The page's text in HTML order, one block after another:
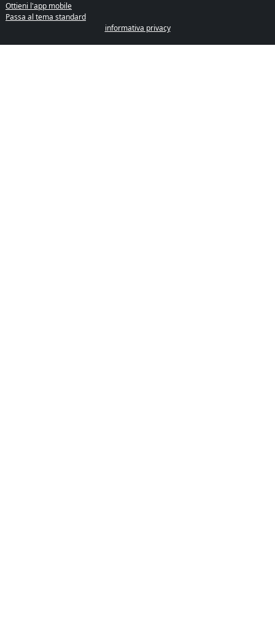
Ottieni l'app mobile
Passa al tema standard
informativa privacy